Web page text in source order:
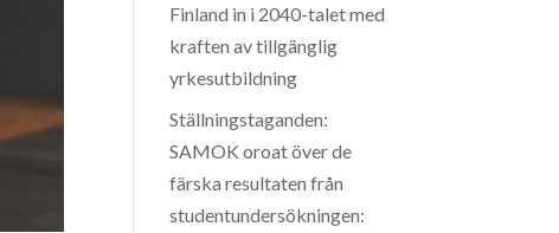
Finland in i 2040-talet med
kraften av tillgänglig
yrkesutbildning
Ställningstaganden:
SAMOK oroat över de
färska resultaten från
studentundersökningen: